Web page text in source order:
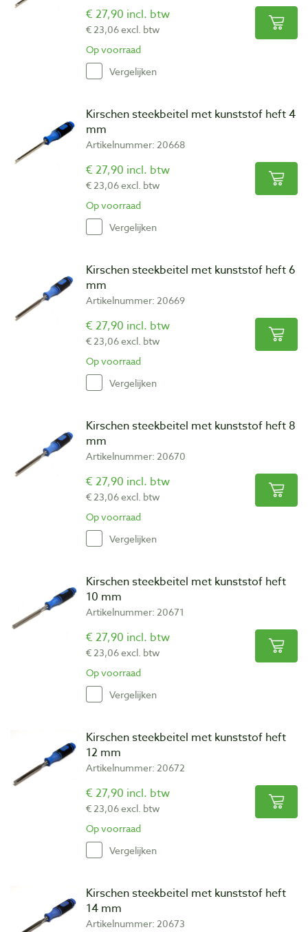
€ 27,90 incl. btw
€ 23,06 excl. btw
Op voorraad
Vergelijken
Kirschen steekbeitel met kunststof heft 4
mm
Artikelnummer: 20668
€ 27,90 incl. btw
€ 23,06 excl. btw
Op voorraad
Vergelijken
Kirschen steekbeitel met kunststof heft 6
mm
Artikelnummer: 20669
€ 27,90 incl. btw
€ 23,06 excl. btw
Op voorraad
Vergelijken
Kirschen steekbeitel met kunststof heft 8
mm
Artikelnummer: 20670
€ 27,90 incl. btw
€ 23,06 excl. btw
Op voorraad
Vergelijken
Kirschen steekbeitel met kunststof heft
10 mm
Artikelnummer: 20671
€ 27,90 incl. btw
€ 23,06 excl. btw
Op voorraad
Vergelijken
Kirschen steekbeitel met kunststof heft
12 mm
Artikelnummer: 20672
€ 27,90 incl. btw
€ 23,06 excl. btw
Op voorraad
Vergelijken
Kirschen steekbeitel met kunststof heft
14 mm
Artikelnummer: 20673